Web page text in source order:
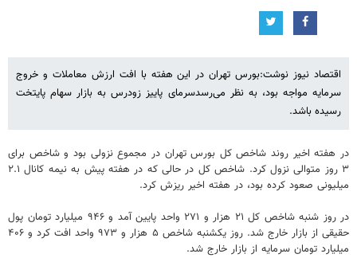
اقتصاد نیوز نوشت:بورس تهران در این هفته با افت ارزش معاملات و خروج
سرمایه مواجه بود، به نظر می‌رسدسرمای پاییز زودرس به بازار سهام پایتخت
رسیده باشد.
در هفته اخیر روند شاخص کل بورس تهران در مجموع نزولی بود و شاخص برای
۳ روز متوالی نزول کرد. شاخص کل در حالی که در هفته پیش به نیمه کانال ۲.۱
میلیونی صعود کرده بود، در هفته اخیر ریزش کرد.
در روز شنبه شاخص کل ۲۱ هزار و ۲۷۱ واحد پایین آمد و ۹۴۶ میلیارد تومان پول
حقیقی از بازار خارج شد. روز یکشنبه شاخص ۵ هزار و ۹۷۳ واحد افت کرد و ۴۰۶
میلیارد تومان سرمایه از بازار خارج شد.